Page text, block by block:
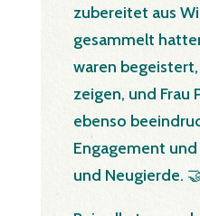
zubereitet aus
gesammelt
waren
zeigen, und Frau
ebenso
Engagement
und Neugierde.